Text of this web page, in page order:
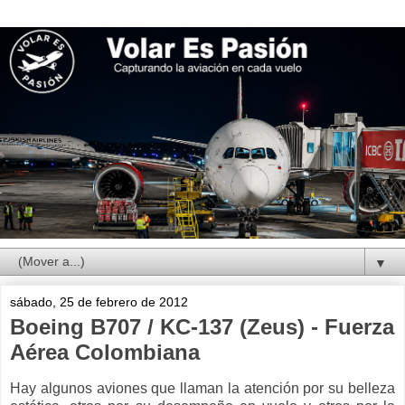
▼
sábado, 25 de febrero de 2012
Boeing B707 / KC-137 (Zeus) - Fuerza
Aérea Colombiana
Hay algunos aviones que llaman la atención por su belleza